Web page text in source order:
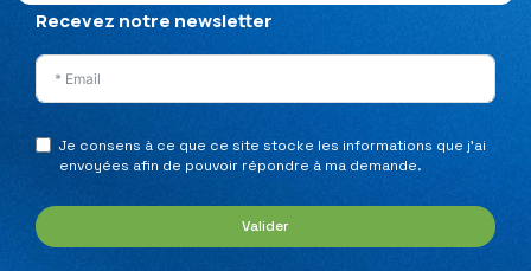
Recevez notre newsletter
Je consens à ce que ce site stocke les informations que j’ai
envoyées afin de pouvoir répondre à ma demande.
Valider